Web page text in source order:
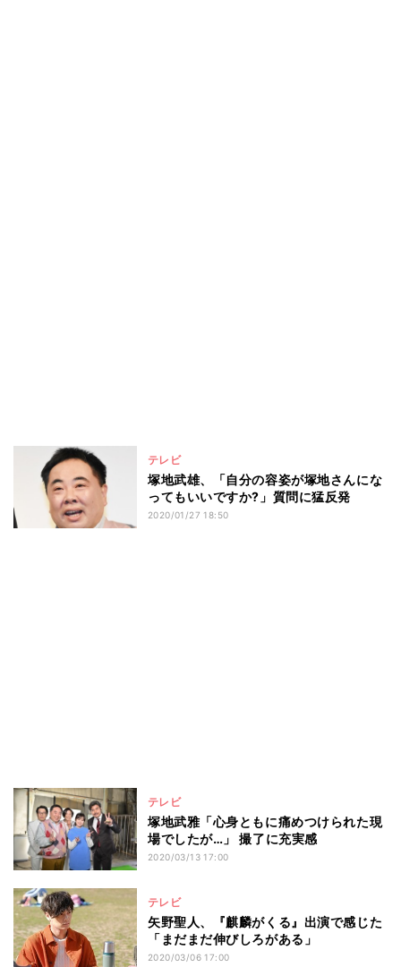
テレビ
塚地武雄、「自分の容姿が塚地さんにな
ってもいいですか?」質問に猛反発
2020/01/27 18:50
テレビ
塚地武雅「心身ともに痛めつけられた現
場でしたが…」 撮了に充実感
2020/03/13 17:00
テレビ
矢野聖人、『麒麟がくる』出演で感じた
「まだまだ伸びしろがある」
2020/03/06 17:00